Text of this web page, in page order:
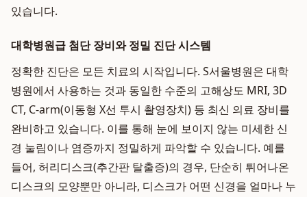
있습니다.
대학병원급 첨단 장비와 정밀 진단 시스템
정확한 진단은 모든 치료의 시작입니다. S서울병원은 대학
병원에서 사용하는 것과 동일한 수준의 고해상도 MRI, 3D
CT, C-arm(이동형 X선 투시 촬영장치) 등 최신 의료 장비를
완비하고 있습니다. 이를 통해 눈에 보이지 않는 미세한 신
경 눌림이나 염증까지 정밀하게 파악할 수 있습니다. 예를
들어, 허리디스크(추간판 탈출증)의 경우, 단순히 튀어나온
디스크의 모양뿐만 아니라, 디스크가 어떤 신경을 얼마나 누